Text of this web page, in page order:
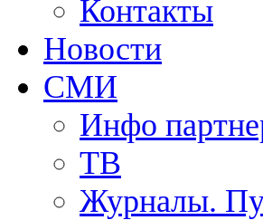
Контакты
Новости
СМИ
Инфо
ТВ
Журналы.